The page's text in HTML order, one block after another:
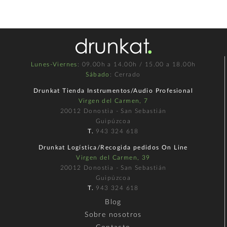
Lunes-Viernes : 09.00h a 14.00h / 15.00 a 18.00h
Sábado : Cerrado
Drunkat Tienda Instrumentos/Audio Profesional
Virgen del Carmen, 7
20012 Donostia - San Sebastián
Guipúzcoa
T. 943 324 618
Drunkat Logística/Recogida pedidos On Line
Virgen del Carmen, 39
20012 Donostia - San Sebastián
Guipúzcoa
T. 943 324 618
Blog
Sobre nosotros